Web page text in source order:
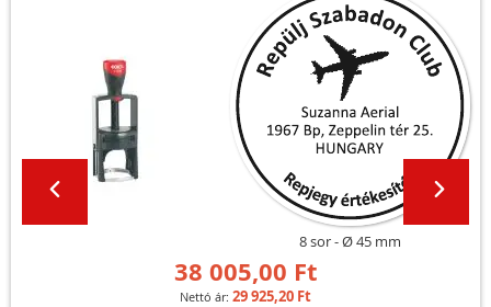
8 sor Ø 45 mm
38 005,00 Ft
29 925,20 Ft